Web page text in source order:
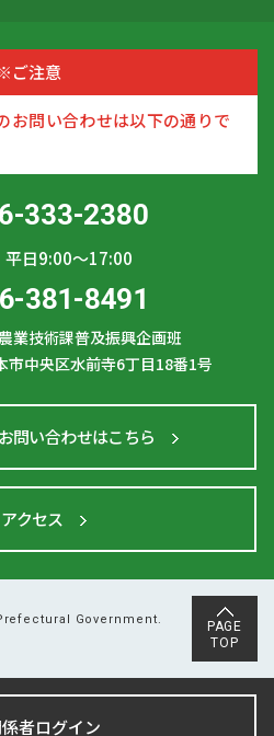
ク軽減対策
ご注意
お問い合わせは以下の通りで
333-2380
平日9:00〜17:00
381-8491
業技術課普及振興企画班
市中央区水前寺6丁目18番1号
問い合わせはこちら
アクセス
Government.
PAGE
TOP
者ログイン